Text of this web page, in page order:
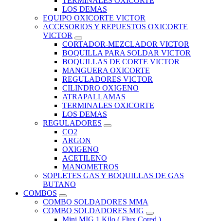
LOS DEMAS
EQUIPO OXICORTE VICTOR
ACCESORIOS Y REPUESTOS OXICORTE
VICTOR
CORTADOR-MEZCLADOR VICTOR
BOQUILLA PARA SOLDAR VICTOR
BOQUILLAS DE CORTE VICTOR
MANGUERA OXICORTE
REGULADORES VICTOR
CILINDRO OXIGENO
ATRAPALLAMAS
TERMINALES OXICORTE
LOS DEMAS
REGULADORES
CO2
ARGON
OXIGENO
ACETILENO
MANOMETROS
SOPLETES GAS Y BOQUILLAS DE GAS
BUTANO
COMBOS
COMBO SOLDADORES MMA
COMBO SOLDADORES MIG
Mini MIG 1 Kilo ( Flux Cored )